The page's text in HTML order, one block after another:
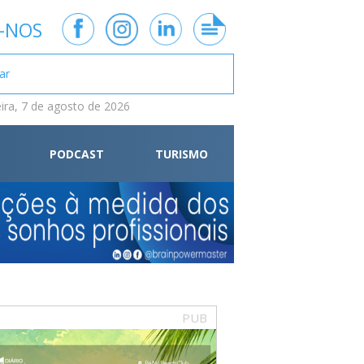
7 de agosto de 2026
PODCAST TURISMO
PUB